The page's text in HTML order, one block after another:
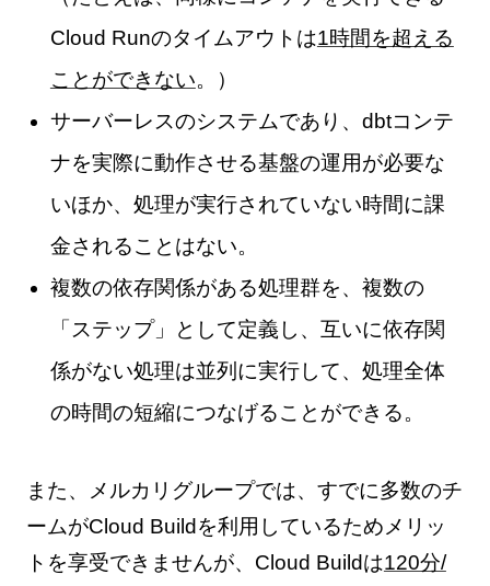
Cloud Runのタイムアウトは1時間を超える
ことができない。）
サーバーレスのシステムであり、dbtコンテ
ナを実際に動作させる基盤の運用が必要な
いほか、処理が実行されていない時間に課
金されることはない。
複数の依存関係がある処理群を、複数の
「ステップ」として定義し、互いに依存関
係がない処理は並列に実行して、処理全体
の時間の短縮につなげることができる。
また、メルカリグループでは、すでに多数のチ
ームがCloud Buildを利用しているためメリッ
トを享受できませんが、Cloud Buildは120分/